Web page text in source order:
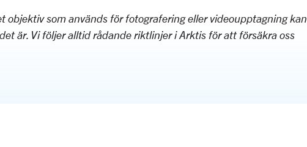
objektiv som används för fotografering eller videoupptagning kan
är. Vi följer alltid rådande riktlinjer i Arktis för att försäkra oss